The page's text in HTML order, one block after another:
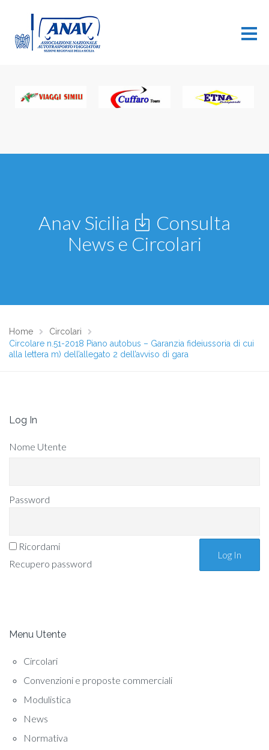
Anav Sicilia
Consulta
News e Circolari
Home
Circolari
Circolare n.51-2018 Piano autobus – Garanzia fideiussoria di cui
alla lettera m) dell’allegato 2 dell’avviso di gara
Log In
Nome Utente
Password
Ricordami
Recupero password
Menu Utente
Circolari
Convenzioni e proposte commerciali
Modulistica
News
Normativa